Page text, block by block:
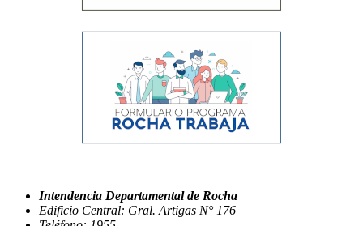
Intendencia Departamental de Rocha
Edificio Central: Gral. Artigas N° 176